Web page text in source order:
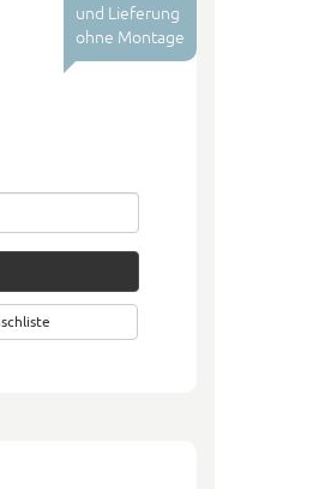
und Lieferung
ohne Montage